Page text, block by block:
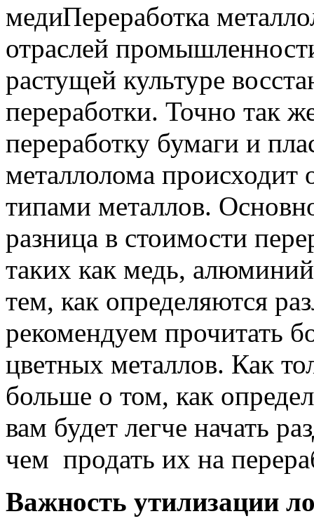
Переработка
отраслей
растущей культуре
переработки. Точно так
переработку бумаги и
металлолома происходит
типами металлов.
разница в стоимости
таких как медь,
тем, как определяются
рекомендуем прочитать
цветных металлов. Как
больше о том, как
вам будет легче начать
чем продать их на
Важность утилизации